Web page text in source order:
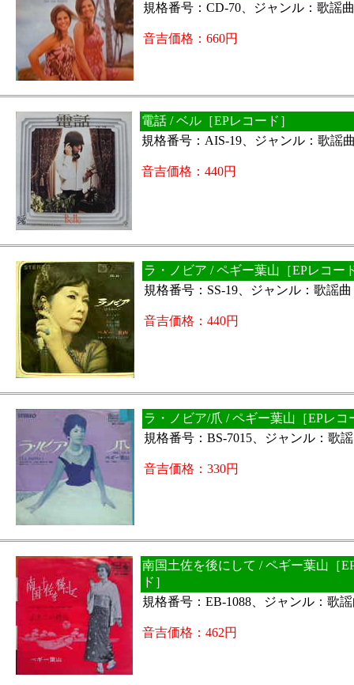
規格番号：CD-70、ジャンル：歌謡
音吉価格：660円
電話 / ベル［EPレコード］
規格番号：AIS-19、ジャンル：歌謡
音吉価格：440円
ラ・ノビア / ペギー葉山［EPレコー
規格番号：SS-19、ジャンル：歌謡
音吉価格：440円
ラ・ノビア/爪 / ペギー葉山［EPレコ
規格番号：BS-7015、ジャンル：歌
音吉価格：330円
南国土佐を後にして / ペギー葉山［
ド］
規格番号：EB-1088、ジャンル：歌
音吉価格：462円